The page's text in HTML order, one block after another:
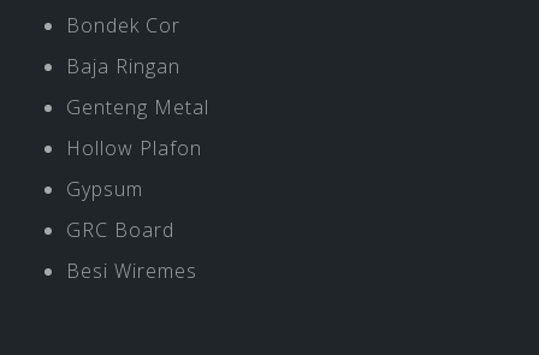
Bondek Cor
Baja Ringan
Genteng Metal
Hollow Plafon
Gypsum
GRC Board
Besi Wiremes